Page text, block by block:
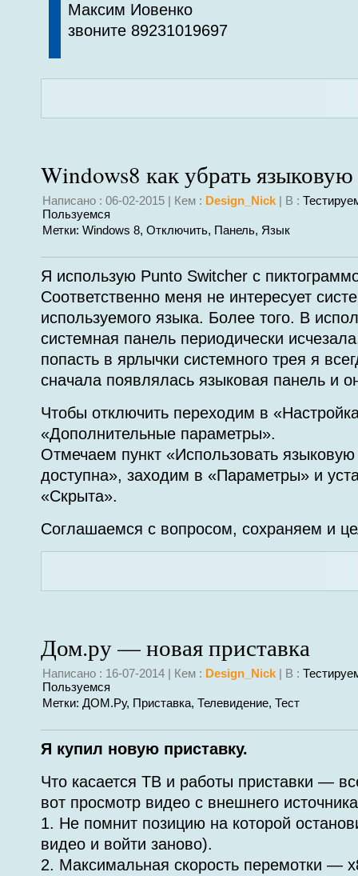
Максим Иовенко
звоните 89231019697
Windows8 как убрать
Написано : 06-02-2015 | Кем : Design_Nick | В :
Пользуемся
Метки: Windows 8, Отключить, Панель, Язык
Я использую Punto Switcher с
Соответственно меня не интересует
используемого языка. Более того. В
системная панель периодически
попасть в ярлычки системного трея я
сначала появлялась языковая панель и
Чтобы отключить переходим в
«Дополнительные параметры».
Отмечаем пункт «Использовать
доступна», заходим в «Параметры» и
«Скрыта».
Соглашаемся с вопросом, сохраняем и
Дом.ру — новая приставка
Написано : 16-07-2014 | Кем : Design_Nick | В :
Пользуемся
Метки: ДОМ.ру, Приставка, Телевидение, Тест
Я купил новую приставку.
Что касается ТВ и работы приставки —
вот просмотр видео с внешнего
1. Не помнит позицию на которой
видео и войти заново).
2. Максимальная скорость перемотки —